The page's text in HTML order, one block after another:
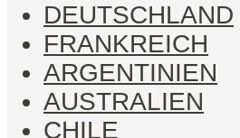
DEUTSCHLAND
FRANKREICH
ARGENTINIEN
AUSTRALIEN
CHILE